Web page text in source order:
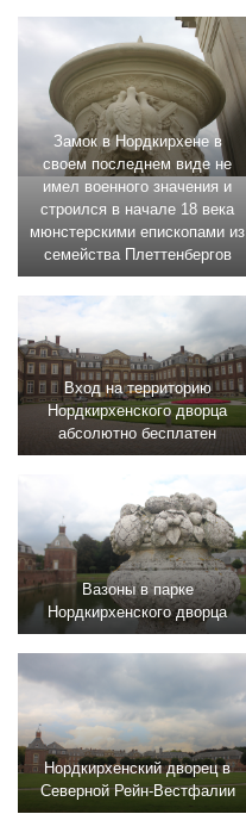
Замок в Нордкирхене в
своем последнем виде не
имел военного значения и
строился в начале 18 века
мюнстерскими епископами из
семейства Плеттенбергов
Вход на территорию
Нордкирхенского дворца
абсолютно бесплатен
Вазоны в парке
Нордкирхенского дворца
Нордкирхенский дворец в
Северной Рейн-Вестфалии